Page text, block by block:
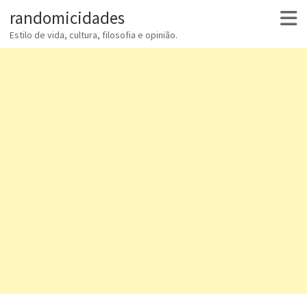
randomicidades
Estilo de vida, cultura, filosofia e opinião.